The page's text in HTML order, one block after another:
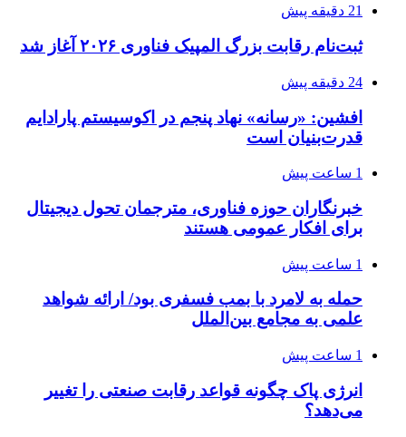
21 دقیقه پیش
ثبت‌نام رقابت بزرگ المپیک فناوری ۲۰۲۶ آغاز شد
24 دقیقه پیش
افشین: «رسانه» نهاد پنجم در اکوسیستم پارادایم
قدرت‌بنیان است
1 ساعت پیش
خبرنگاران حوزه فناوری، مترجمان تحول دیجیتال
برای افکار عمومی هستند
1 ساعت پیش
حمله به لامرد با بمب فسفری بود/ ارائه شواهد
علمی به مجامع بین‌الملل
1 ساعت پیش
انرژی پاک چگونه قواعد رقابت صنعتی را تغییر
می‌دهد؟